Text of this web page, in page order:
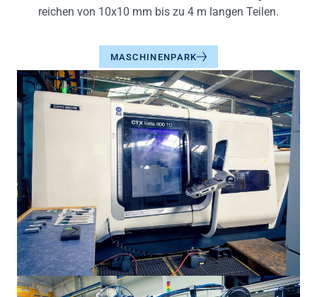
reichen von 10x10 mm bis zu 4 m langen Teilen.
MASCHINENPARK